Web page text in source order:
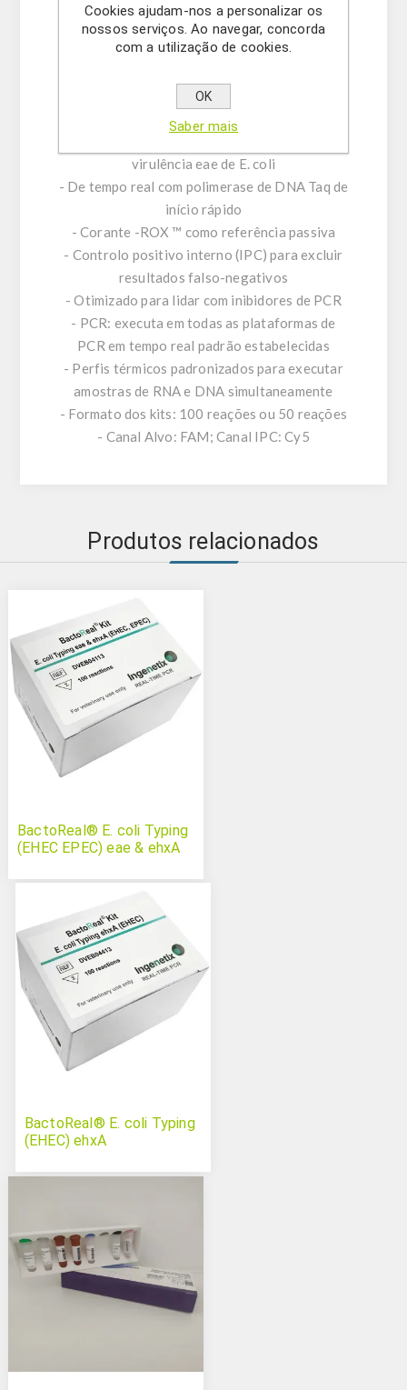
um controlo positivo interno (IPC). Para
minimizar a contaminação cruzada de PCR, a
mistura de reação incluída contém dUTP e
Características do produto:
virulência eae de E. coli
- De tempo real com polimerase de DNA Taq de
início rápido
- Corante -ROX ™ como referência passiva
- Controlo positivo interno (IPC) para excluir
resultados falso-negativos
- Otimizado para lidar com inibidores de PCR
- PCR: executa em todas as plataformas de
PCR em tempo real padrão estabelecidas
- Perfis térmicos padronizados para executar
amostras de RNA e DNA simultaneamente
- Formato dos kits: 100 reações ou 50 reações
- Canal Alvo: FAM; Canal IPC: Cy5
Produtos relacionados
BactoReal® E. coli Typing
(EHEC EPEC) eae & ehxA
BactoReal® E. coli Typing
(EHEC) ehxA
Cookies ajudam-nos a personalizar os
nossos serviços. Ao navegar, concorda
com a utilização de cookies.
OK
Saber mais